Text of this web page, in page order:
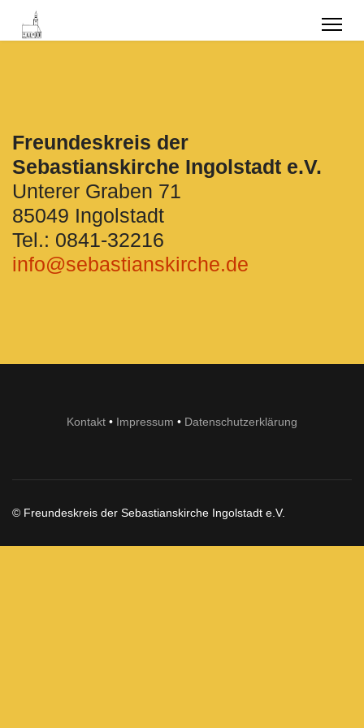
Freundeskreis der
Sebastianskirche Ingolstadt e.V.
Unterer Graben 71
85049 Ingolstadt
Tel.: 0841-32216
info@sebastianskirche.de
Kontakt • Impressum • Datenschutzerklärung
© Freundeskreis der Sebastianskirche Ingolstadt e.V.